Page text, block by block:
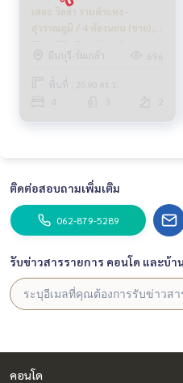
เดอะ วิลล่า รามคำแหง -
สุวรรณภูมิ / 4 ห้องนอน (ขาย),
The Villa Ramkhamhaeng -
Suvarnabhumi / 4 Bedrooms
(SALE) AA295
มีนบุรี-ร่มเกล้า 696
พื้นที่ : 20.90 ตร.ว.
4
ติดต่อสอบถามเพิ่มเติม
062-879-5289
รับข่าวสารรายการ คอนโด และบ้า
คอนโด